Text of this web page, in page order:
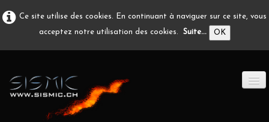
Ce site utilise des cookies. En continuant à naviguer sur ce site, vous
acceptez notre utilisation des cookies. Suite... OK